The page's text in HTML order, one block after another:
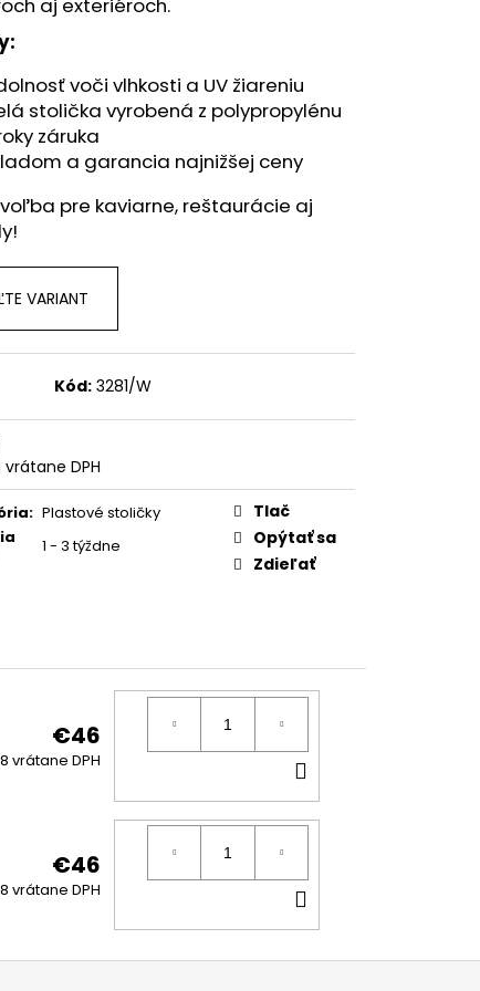
voči vlhkosti a UV žiareniu
stolička vyrobená z polypropylénu
záruka
a garancia najnižšej ceny
pre kaviarne, reštaurácie aj
VARIANT
Kód: 3281/W
DPH
: Plastové stoličky
1 - 3 týždne
Tlač
Opýtať sa
Zdieľať
€46
vrátane DPH
KOŠÍKA
€46
vrátane DPH
KOŠÍKA